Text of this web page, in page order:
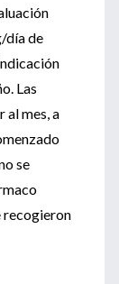
día de
Las
al mes, a
se
recogieron